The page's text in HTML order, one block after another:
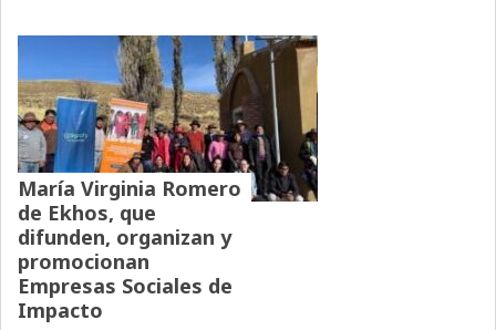
María Virginia Romero
de Ekhos, que
difunden, organizan y
promocionan
Empresas Sociales de
Impacto